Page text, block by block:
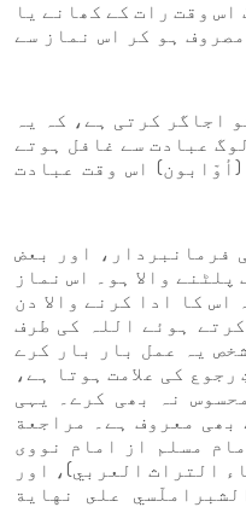
وقت رات کے کھانے یا
ہو کر اس نماز سے
اجاگر کرتی ہے، کہ یہ
عبادت سے غافل ہوتے
اس وقت عبادت
فرمانبردار، اور بعض
والا ہو۔ اس نماز
کا ادا کرنے والا دن
ہوئے اللہ کی طرف
یہ عمل بار بار کرے
کی علامت ہوتا ہے،
نہ بھی کرے۔ یہی
بھی معروف ہے۔ مراجعة
مسلم از امام نووی
دار إحياء التراث العربي)، اور
على نهاية